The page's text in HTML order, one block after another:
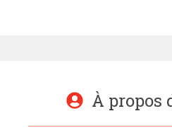
À propos